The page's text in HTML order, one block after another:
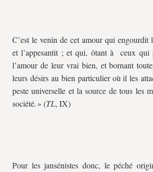
C’est le venin de cet amour qui
et l’appesantit ; et qui, ôtant à ceux qui
l’amour de leur vrai bien, et bornant
leurs désirs au bien particulier où il les
peste universelle et la source de tous les
société. » (TL, IX)
Pour les jansénistes donc, le péché